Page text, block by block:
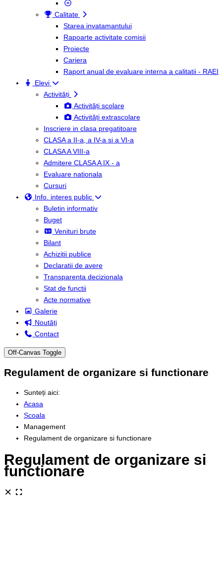
Calitate
Starea invatamantului
Rapoarte activitate comisii
Proiecte
Cariera
Raport anual de evaluare interna a calitatii - RAEI
Elevi
Activități
Activități scolare
Activități extrascolare
Inscriere in clasa pregatitoare
CLASA a II-a, a IV-a si a VI-a
CLASA A VIII-a
Admitere CLASA A IX - a
Evaluare nationala
Cursuri
Info. interes public
Buletin informativ
Buget
Venituri brute
Bilant
Achizitii publice
Declaratii de avere
Transparenta decizionala
Stat de functii
Acte normative
Galerie
Noutăți
Contact
Off-Canvas Toggle
Regulament de organizare si functionare
Sunteți aici:
Acasa
Școala
Management
Regulament de organizare si functionare
Regulament de organizare si
functionare